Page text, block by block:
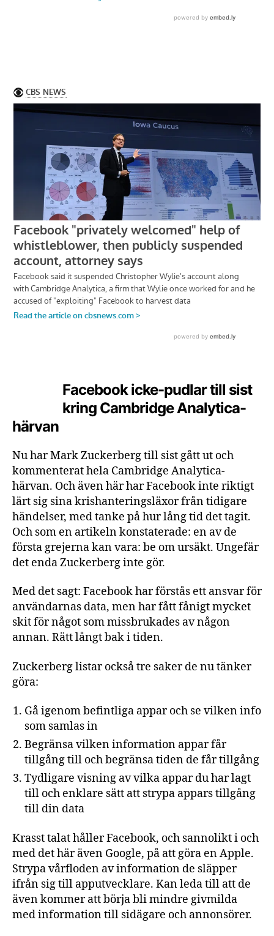
Facebook icke-pudlar till sist
kring Cambridge Analytica-
härvan
Nu har Mark Zuckerberg till sist gått ut och
kommenterat hela Cambridge Analytica-
härvan. Och även här har Facebook inte riktigt
lärt sig sina krishanteringsläxor från tidigare
händelser, med tanke på hur lång tid det tagit.
Och som en artikeln konstaterade: en av de
första grejerna kan vara: be om ursäkt. Ungefär
det enda Zuckerberg inte gör.
Med det sagt: Facebook har förstås ett ansvar för
användarnas data, men har fått fånigt mycket
skit för något som missbrukades av någon
annan. Rätt långt bak i tiden.
Zuckerberg listar också tre saker de nu tänker
göra:
Gå igenom befintliga appar och se vilken info
som samlas in
Begränsa vilken information appar får
tillgång till och begränsa tiden de får tillgång
Tydligare visning av vilka appar du har lagt
till och enklare sätt att strypa appars tillgång
till din data
Krasst talat håller Facebook, och sannolikt i och
med det här även Google, på att göra en Apple.
Strypa vårfloden av information de släpper
ifrån sig till apputvecklare. Kan leda till att de
även kommer att börja bli mindre givmilda
med information till sidägare och annonsörer.